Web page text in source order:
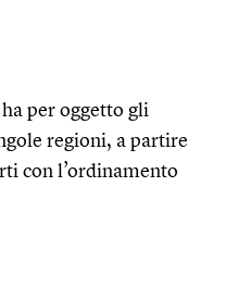
per oggetto gli
regioni, a partire
con l’ordinamento